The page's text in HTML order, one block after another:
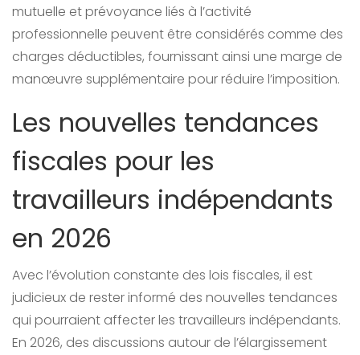
mutuelle et prévoyance liés à l’activité
professionnelle peuvent être considérés comme des
charges déductibles, fournissant ainsi une marge de
manœuvre supplémentaire pour réduire l’imposition.
Les nouvelles tendances
fiscales pour les
travailleurs indépendants
en 2026
Avec l’évolution constante des lois fiscales, il est
judicieux de rester informé des nouvelles tendances
qui pourraient affecter les travailleurs indépendants.
En 2026, des discussions autour de l’élargissement